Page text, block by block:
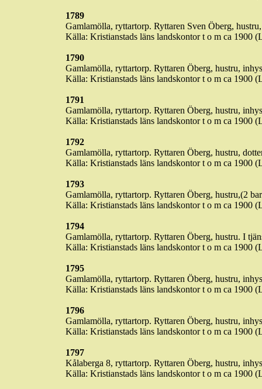
1789
Gamlamölla, ryttartorp. Ryttaren Sven Öberg,
Källa: Kristianstads läns landskontor t o m ca 1900
1790
Gamlamölla, ryttartorp. Ryttaren Öberg, hustru,
Källa: Kristianstads läns landskontor t o m ca 1900
1791
Gamlamölla, ryttartorp. Ryttaren Öberg, hustru,
Källa: Kristianstads läns landskontor t o m ca 1900
1792
Gamlamölla, ryttartorp. Ryttaren Öberg, hustru,
Källa: Kristianstads läns landskontor t o m ca 1900
1793
Gamlamölla, ryttartorp. Ryttaren Öberg, hustru,(2
Källa: Kristianstads läns landskontor t o m ca 1900
1794
Gamlamölla, ryttartorp. Ryttaren Öberg, hustru. I
Källa: Kristianstads läns landskontor t o m ca 1900
1795
Gamlamölla, ryttartorp. Ryttaren Öberg, hustru,
Källa: Kristianstads läns landskontor t o m ca 1900
1796
Gamlamölla, ryttartorp. Ryttaren Öberg, hustru,
Källa: Kristianstads läns landskontor t o m ca 1900
1797
Kålaberga 8, ryttartorp. Ryttaren Öberg, hustru,
Källa: Kristianstads läns landskontor t o m ca 1900